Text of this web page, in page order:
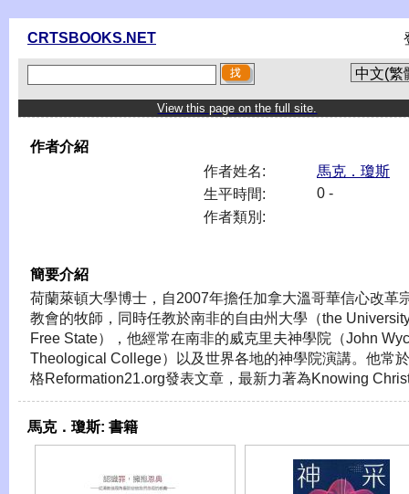
CRTSBOOKS.NET
View this page on the full site.
作者介紹
作者姓名:
馬克．瓊斯
生平時間:
0 -
作者類別:
簡要介紹
荷蘭萊頓大學博士，自2007年擔任加拿大溫哥華信心改革
教會的牧師，同時任教於南非的自由州大學（the
Free State），他經常在南非的威克里夫神學院（John
Theological College）以及世界各地的神學院演講。他常
格Reformation21.org發表文章，最新力著為Knowing
馬克．瓊斯: 書籍